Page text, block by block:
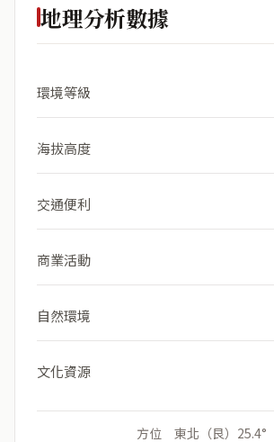
地理分析數據
環境等級
海拔高度
交通便利
商業活動
自然環境
文化資源
方位 東北（艮）25.4°